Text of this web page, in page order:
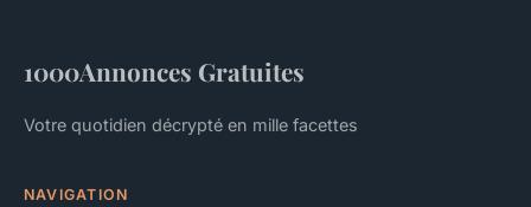
1000Annonces Gratuites
Votre quotidien décrypté en mille facettes
NAVIGATION